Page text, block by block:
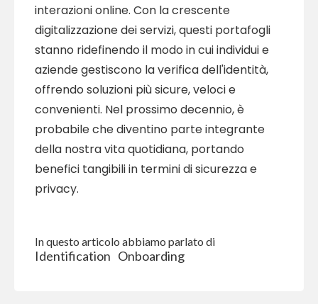
interazioni online. Con la crescente
digitalizzazione dei servizi, questi portafogli
stanno ridefinendo il modo in cui individui e
aziende gestiscono la verifica dell'identità,
offrendo soluzioni più sicure, veloci e
convenienti. Nel prossimo decennio, è
probabile che diventino parte integrante
della nostra vita quotidiana, portando
benefici tangibili in termini di sicurezza e
privacy.
In questo articolo abbiamo parlato di
Identification Onboarding